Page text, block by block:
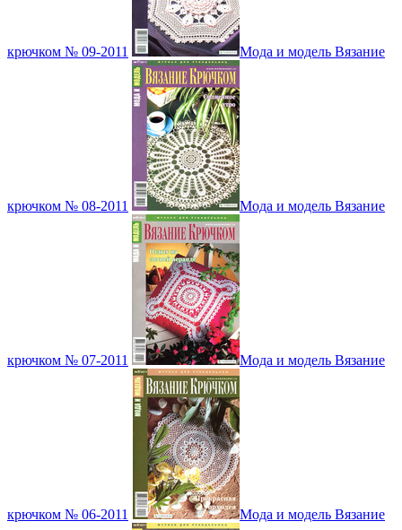
крючком № 09-2011 Мода и модель Вязание
крючком № 08-2011 Мода и модель Вязание
крючком № 07-2011 Мода и модель Вязание
крючком № 06-2011 Мода и модель Вязание